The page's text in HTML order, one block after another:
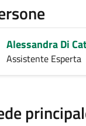
Alessandra Di
Assistente Esperta